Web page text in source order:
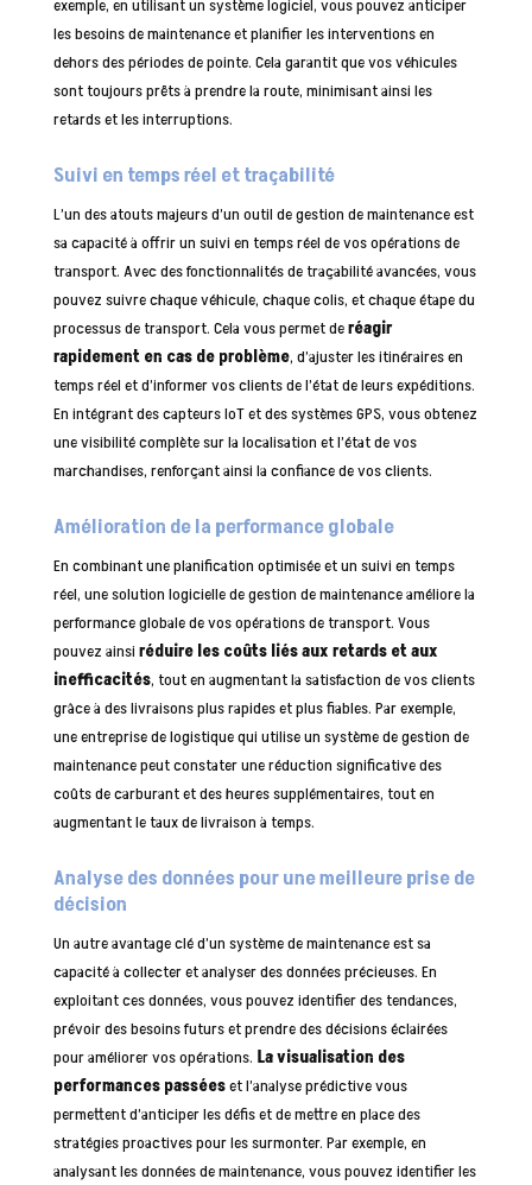
exemple, en utilisant un système logiciel, vous pouvez anticiper
les besoins de maintenance et planifier les interventions en
dehors des périodes de pointe. Cela garantit que vos véhicules
sont toujours prêts à prendre la route, minimisant ainsi les
retards et les interruptions.
Suivi en temps réel et traçabilité
L’un des atouts majeurs d’un outil de gestion de maintenance est
sa capacité à offrir un suivi en temps réel de vos opérations de
transport. Avec des fonctionnalités de traçabilité avancées, vous
pouvez suivre chaque véhicule, chaque colis, et chaque étape du
processus de transport. Cela vous permet deréagir
rapidement en cas de problème, d’ajuster les itinéraires en
temps réel et d’informer vos clients de l’état de leurs expéditions.
En intégrant des capteurs IoT et des systèmes GPS, vous obtenez
une visibilité complète sur la localisation et l’état de vos
marchandises, renforçant ainsi la confiance de vos clients.
Amélioration de la performance globale
En combinant une planification optimisée et un suivi en temps
réel, une solution logicielle de gestion de maintenance améliore la
performance globale de vos opérations de transport. Vous
pouvez ainsi réduire les coûts liés aux retards et aux
inefficacités, tout en augmentant la satisfaction de vos clients
grâce à des livraisons plus rapides et plus fiables. Par exemple,
une entreprise de logistique qui utilise un système de gestion de
maintenance peut constater une réduction significative des
coûts de carburant et des heures supplémentaires, tout en
augmentant le taux de livraison à temps.
Analyse des données pour une meilleure prise de
décision
Un autre avantage clé d’un système de maintenance est sa
capacité à collecter et analyser des données précieuses. En
exploitant ces données, vous pouvez identifier des tendances,
prévoir des besoins futurs et prendre des décisions éclairées
pour améliorer vos opérations. La visualisation des
performances passéeset l’analyse prédictive vous
permettent d’anticiper les défis et de mettre en place des
stratégies proactives pour les surmonter. Par exemple, en
analysant les données de maintenance, vous pouvez identifier les